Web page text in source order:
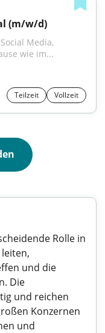
(m/w/d)
Media,
wie im...
Teilzeit Vollzeit
Rolle in
und die
Die
und reichen
Konzernen
und